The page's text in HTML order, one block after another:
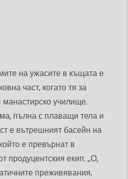
на ужасите в къщата е
част, когато тя за
училище.
пълна с плаващи тела и
е вътрешният басейн на
е превърнат в
продуцентския екип. „О,
преживявания,